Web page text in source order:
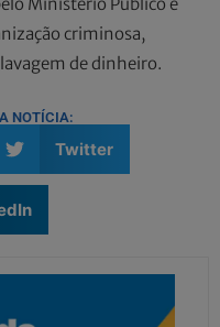
criminosa,
de dinheiro.
NOTÍCIA:
Twitter